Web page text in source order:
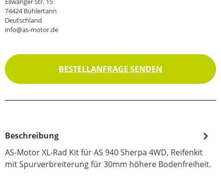
74424 Bühlertann
Deutschland
info@as-motor.de
BESTELLANFRAGE SENDEN
Beschreibung
AS-Motor XL-Rad Kit für AS 940 Sherpa 4WD, Reifenkit
mit Spurverbreiterung für 30mm höhere Bodenfreiheit.